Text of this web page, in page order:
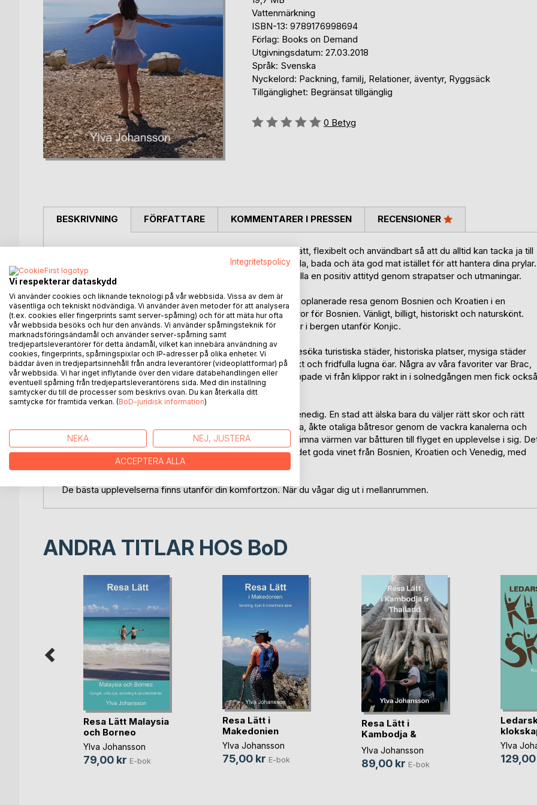
Vattenmärkning
ISBN-13: 9789176998694
Förlag: Books on Demand
Utgivningsdatum: 27.03.2018
Språk: Svenska
Nyckelord: Packning, familj, Relationer, äventyr, Ryggsäck
Tillgänglighet: Begränsat tillgänglig
Betyg::
0 Betyg
BESKRIVNING
Vill du hitta hemliga paradis? Här får du tips om att packa lätt, flexibelt och användbart så att du alltid kan tacka ja till
äventyr, kan njuta av vackra vyer och historiska platser, sola, bada och äta god mat istället för att hantera dina prylar.
Du får också tips om hur du kan bli ännu bättre på att behålla en positiv attityd genom strapatser och utmaningar.
Den här andra boken i serien om att resa lätt beskriver vår oplanerade resa genom Bosnien och Kroatien i en
ångande värmebölja. Vi föll, trots språkförbistring, som furor för Bosnien. Vänligt, billigt, historiskt och naturskönt.
Och vi klarade oss helskinnade ur en lite väl äventyrlig biltur i bergen utanför Konjic.
I heta Kroatien med dess oemotståndliga vatten hann vi besöka turistiska städer, historiska platser, mysiga städer
med pampiga ringmurar, bergiga öar med hänförande utsikt och fridfulla lugna öar. Några av våra favoriter var Brac,
Ugljan och Pula. Under en av våra spännande utflykter hoppade vi från klippor rakt in i solnedgången men fick också
simma med maneter som plaskade oss i pannan.
Vi fick en fantastisk avslutning på resan i mytomspunna Venedig. En stad att älska bara du väljer rätt skor och rätt
inställning. Vi gick 40000 steg genom de mysiga gränderna, åkte otaliga båtresor genom de vackra kanalerna och
njöt av kvällsvärmen på kajkanterna. Även om vi inte ville lämna värmen var båtturen till flyget en upplevelse i sig.
är lätt att minnas den goda glassen, den goda maten och det goda vinet från Bosnien, Kroatien och Venedig, med
Venedig som knapp segrare.
De bästa upplevelserna finns utanför din komfortzon. När du vågar dig ut i mellanrummen.
FÖRFATTARE KOMMENTARER I PRESSEN RECENSIONER
ANDRA TITLAR HOS BoD
Resa Lätt Malaysia
och Borneo
Ylva Johansson
79,00 kr E-bok
Resa Lätt i
Makedonien
Ylva Johansson
75,00 kr E-bok
Resa Lätt i
Kambodja &
Thailand
Ylva Johansson
89,00 kr E-bok
Ylva
Integritetspolicy
Vi respekterar dataskydd
Vi använder cookies och liknande teknologi på vår webbsida. Vissa av dem är
väsentliga och tekniskt nödvändiga. Vi använder även metoder för att analysera
(t.ex. cookies eller fingerprints samt server-spårning) och för att mäta hur ofta
vår webbsida besöks och hur den används. Vi använder spårningsteknik för
marknadsföringsändamål och använder server-spårning samt
tredjepartsleverantörer för detta ändamål, vilket kan innebära användning av
cookies, fingerprints, spårningspixlar och IP-adresser på olika enheter. Vi
bäddar även in tredjepartsinnehåll från andra leverantörer (videoplattformar) på
vår webbsida. Vi har inget inflytande över den vidare databehandlingen eller
eventuell spårning från tredjepartsleverantörens sida. Med din inställning
samtycker du till de processer som beskrivs ovan. Du kan återkalla ditt
samtycke för framtida verkan. (BoD-juridisk information)
NEKA NEJ, JUSTERA
ACCEPTERA ALLA